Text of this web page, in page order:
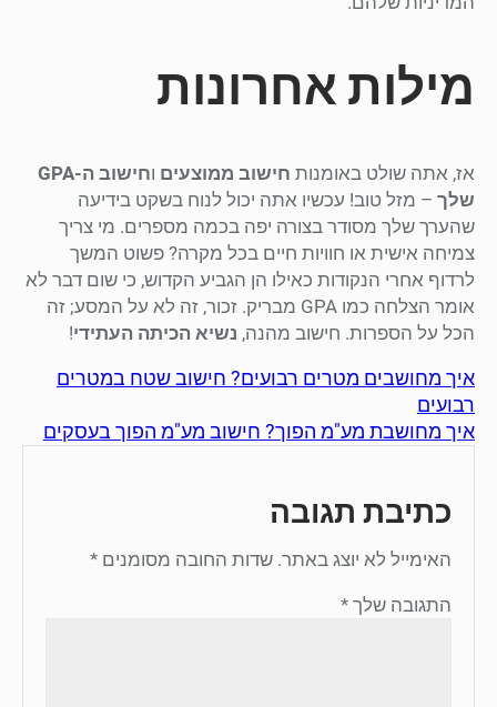
מילות אחרונות
אז, אתה שולט באומנות חישוב ממוצעים ו
חישוב ה-GPA
שלך – מזל טוב! עכשיו אתה יכול לנוח בשקט בידיעה
שהערך שלך מסודר בצורה יפה בכמה מספרים. מי צריך
צמיחה אישית או חוויות חיים בכל מקרה? פשוט המשך
לרדוף אחרי הנקודות כאילו הן הגביע הקדוש, כי שום דבר לא
אומר הצלחה כמו GPA מבריק. זכור, זה לא על המסע; זה
הכל על הספרות. חישוב מהנה, נשיא הכיתה העתידי!
איך מחושבים מטרים רבועים? חישוב שטח במטרים
רבועים
איך מחושבת מע"מ הפוך? חישוב מע"מ הפוך בעסקים
כתיבת תגובה
האימייל לא יוצג באתר. שדות החובה מסומנים *
התגובה שלך *